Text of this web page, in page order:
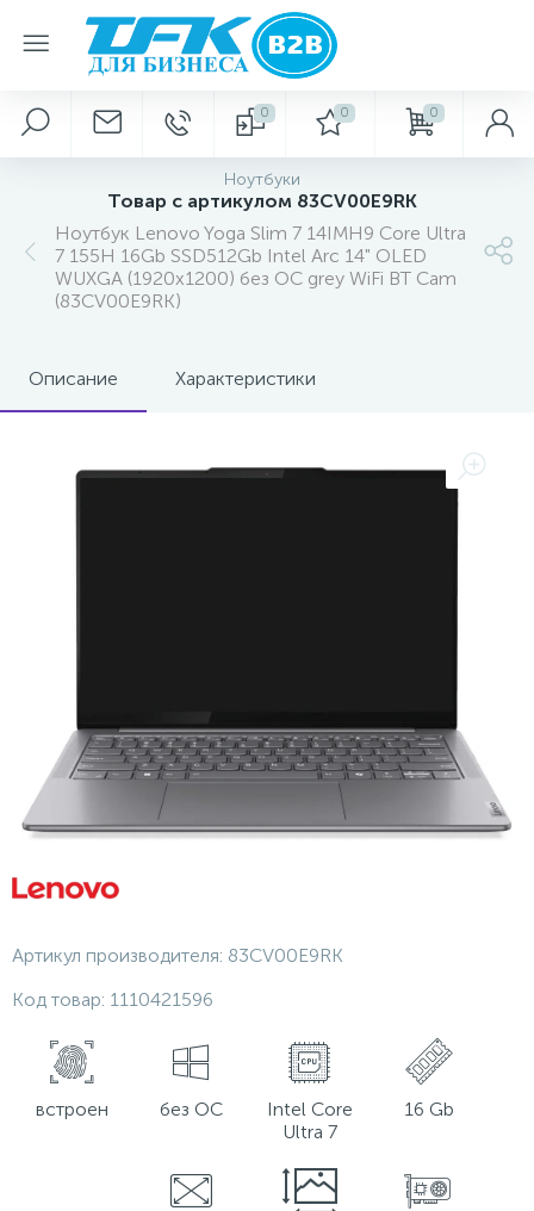
0 0 0
Ноутбуки
Товар с артикулом 83CV00E9RK
Ноутбук Lenovo Yoga Slim 7 14IMH9 Core Ultra
7 155H 16Gb SSD512Gb Intel Arc 14" OLED
WUXGA (1920x1200) без ОС grey WiFi BT Cam
(83CV00E9RK)
Описание Характеристики
Артикул производителя: 83CV00E9RK
Код товар: 1110421596
встроен без ОС
Intel Core
Ultra 7
16 Gb